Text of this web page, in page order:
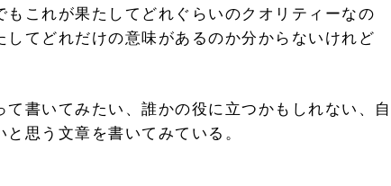
もこれが果たしてどれぐらいのクオリティーなの
してどれだけの意味があるのか分からないけれど
て書いてみたい、誰かの役に立つかもしれない、自
思う文章を書いてみている。